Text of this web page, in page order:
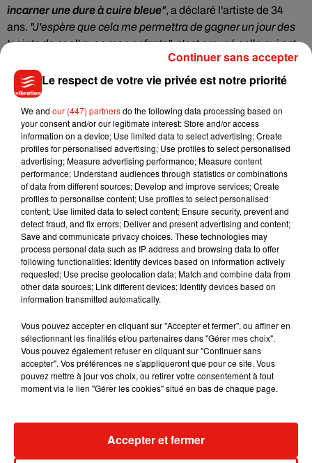
incarner une dure à cuire bleue", a déclaré l'artiste de 34
ans. "J'espère que cela me permettra de gagner un jour des
'points de cool' avec mes enfants", s'est amusé celle qui est
actuellement enceinte de son deuxième enfant.
Rihanna succède ainsi à Katy Perry qui a déjà prêté sa voix à
la petite héroïne bleue dans les deux films sortis en 2011 et
2013, mais également à Demi Lovato qui a participé au
troisième volet desSchtroumpfsen 2017. Co-réalisé par
Chris Miller et Matt Landon, ce quatrième filmLes
Schtroumpfsest attendu dans les salles obscures en février
2025.
Musique
5 août 2026
Benny Blanco invite Selena Gomez et
Tiny Desk invite Charlie Puth pour une
Le respect de votre vie privée est notre priorité
We and our (447) partnersdo the following data processing based on
your consent and/or our legitimate interest: Store and/or access
information on a device; Use limited data to select advertising; Create
profiles for personalised advertising; Use profiles to select personalised
advertising; Measure advertising performance; Measure content
performance; Understand audiences through statistics or combinations
of data from different sources; Develop and improve services; Create
profiles to personalise content; Use profiles to select personalised
content; Use limited data to select content; Ensure security, prevent and
detect fraud, and fix errors; Deliver and present advertising and content;
Save and communicate privacy choices. These technologies may
process personal data such as IP address and browsing data to offer
following functionalities: Identify devices based on information actively
requested; Use precise geolocation data; Match and combine data from
other data sources; Link different devices; Identify devices based on
information transmitted automatically.
Vous pouvez accepter en cliquant sur "Accepter et fermer", ou affiner en
sélectionnant les finalités et/ou partenaires dans "Gérer mes choix".
Vous pouvez également refuser en cliquant sur "Continuer sans
accepter". Vos préférences ne s'appliqueront que pour ce site. Vous
pouvez mettre à jour vos choix, ou retirer votre consentement à tout
moment via le lien "Gérer les cookies" situé en bas de chaque page.
Accepter et fermer
Continuer sans accepter